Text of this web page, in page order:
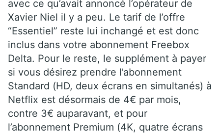
avec ce qu’avait annoncé l’opérateur de
Xavier Niel il y a peu. Le tarif de l’offre
“Essentiel” reste lui inchangé et est donc
inclus dans votre abonnement Freebox
Delta. Pour le reste, le supplément à payer
si vous désirez prendre l’abonnement
Standard (HD, deux écrans en simultanés) à
Netflix est désormais de 4€ par mois,
contre 3€ auparavant, et pour
l’abonnement Premium (4K, quatre écrans